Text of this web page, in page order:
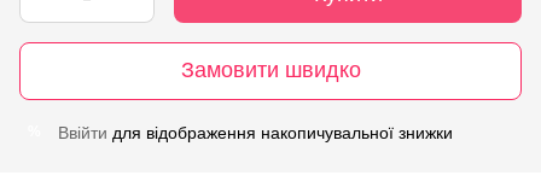
Замовити швидко
Ввійти для відображення накопичувальної знижки